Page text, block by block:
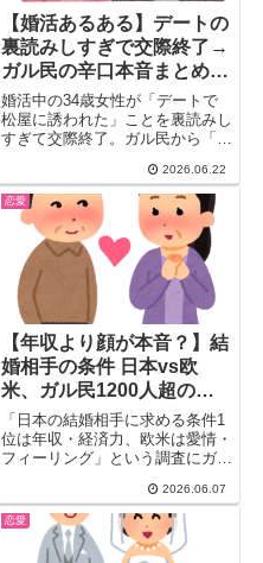
【婚活あるある】デートの
裏読みしすぎで交際終了→
ガル民の辛口本音まとめ｜
価値観の違い・初デートの
費用
婚活中の34歳女性が「デートで
松屋に誘われた」ことを裏読みし
すぎて交際終了。ガル民から「結
コメントが殺到。初デートの費用
観・金銭感覚のズレ・疑いグセが
婚活を邪魔する本当の理由を、
870件超のコメントからまとめま
した。
2026.06.22
恋愛
【年収より顔が本音？】結
婚相手の条件 日本vs欧
米、ガル民1200人超の本
音分析
「日本の結婚相手に求める条件1
位は年収・経済力、欧米は愛情・
フィーリング」という調査にガル
いのが気持ち悪い・欧米も言い換
えてるだけ・結婚離れの本当の理
由は別にある。30〜50代女性
1200人超の本音まとめ。
2026.06.07
恋愛